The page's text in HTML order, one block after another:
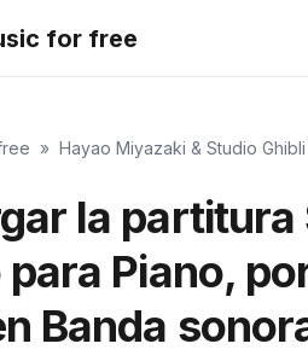
for free
» Hayao Miyazaki & Studio Ghibli
la
Piano,
Banda